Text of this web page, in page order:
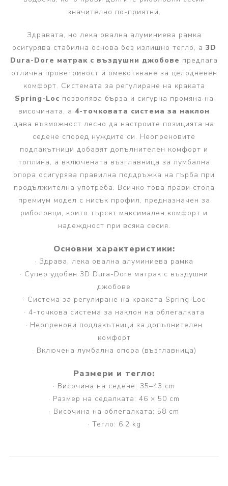
значително по-приятни.
Здравата, но лека овална алуминиева рамка
осигурява стабилна основа без излишно тегло, а 3D
Dura-Dore матрак с въздушни джобове предлага
отлична проветривост и омекотяване за целодневен
комфорт. Системата за регулиране на краката
Spring-Loc позволява бърза и сигурна промяна на
височината, а 4-точковата система за наклон
дава възможност лесно да настроите позицията на
седене според нуждите си. Неопреновите
подлакътници добавят допълнителен комфорт и
топлина, а включената възглавница за лумбална
опора осигурява правилна поддръжка на гърба при
продължителна употреба. Всичко това прави стола
премиум модел с нисък профил, предназначен за
риболовци, които търсят максимален комфорт и
надеждност при всяка сесия.
Основни характеристики:
· Здрава, лека овална алуминиева рамка
· Супер удобен 3D Dura-Dore матрак с въздушни
джобове
· Система за регулиране на краката Spring-Loc
· 4-точкова система за наклон на облегалката
· Неопренови подлакътници за допълнителен
комфорт
· Включена лумбална опора (възглавница)
Размери и тегло:
· Височина на седене: 35–43 cm
· Размер на седалката: 46 × 50 cm
· Височина на облегалката: 58 cm
· Тегло: 6.2 kg